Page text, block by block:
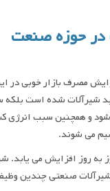
در حوزه صنعت
مصرف بازار خوبی در
شیرآلات شده است
شود و همچنین سبب
می شوند.
به روز افزایش می
صنعتی چندین